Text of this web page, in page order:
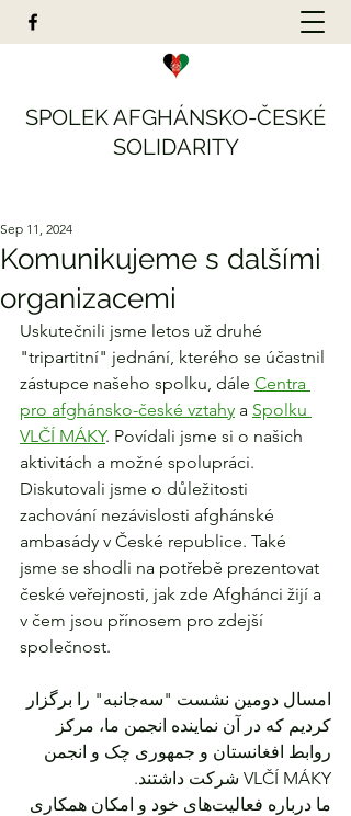
SPOLEK AFGHÁNSKO-ČESKÉ
SOLIDARITY
Komunikujeme s dalšími
organizacemi
Sep 11, 2024
Uskutečnili jsme letos už druhé
"tripartitní" jednání, kterého se účastnil
zástupce našeho spolku, dále Centra
pro afghánsko-české vztahy a Spolku
VLČÍ MÁKY. Povídali jsme si o našich
aktivitách a možné spolupráci.
Diskutovali jsme o důležitosti
zachování nezávislosti afghánské
ambasády v České republice. Také
jsme se shodli na potřebě prezentovat
české veřejnosti, jak zde Afghánci žijí a
v čem jsou přínosem pro zdejší
společnost.
امسال دومین نشست "سه‌جانبه" را برگزار
کردیم که در آن نماینده انجمن ما، مرکز
روابط افغانستان و جمهوری چک و انجمن
VLČÍ MÁKY شرکت داشتند.
ما درباره فعالیت‌های خود و امکان همکاری